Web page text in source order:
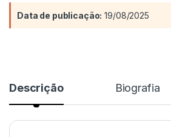
Data de publicação: 19/08/2025
Descrição Biografia